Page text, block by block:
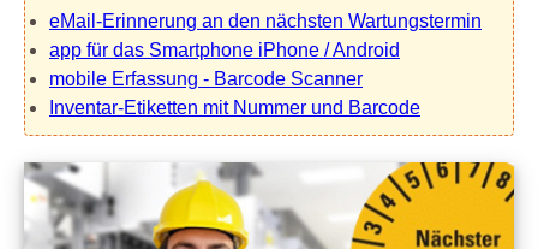
eMail-Erinnerung an den nächsten Wartungstermin
app für das Smartphone iPhone / Android
mobile Erfassung - Barcode Scanner
Inventar-Etiketten mit Nummer und Barcode